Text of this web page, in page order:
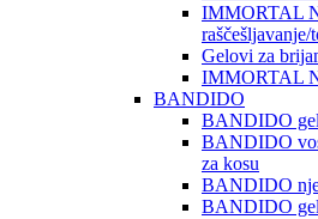
IMMORTAL
raščešljavanje/
Gelovi za
IMMORTAL
BANDIDO
BANDIDO
BANDIDO
za kosu
BANDIDO
BANDIDO